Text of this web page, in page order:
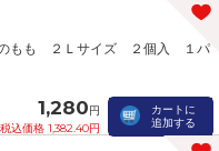
もも ２Ｌサイズ ２個入 １パ
1,280円
税込価格 1,382.40円
カートに
追加する